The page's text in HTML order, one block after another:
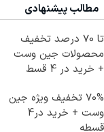
مطالب پیشنهادی
تا 70 درصد تخفیف
محصولات جین وست
+ خرید در 4 قسط
70% تخفیف ویژه جین
وست + خرید در4
قسطه